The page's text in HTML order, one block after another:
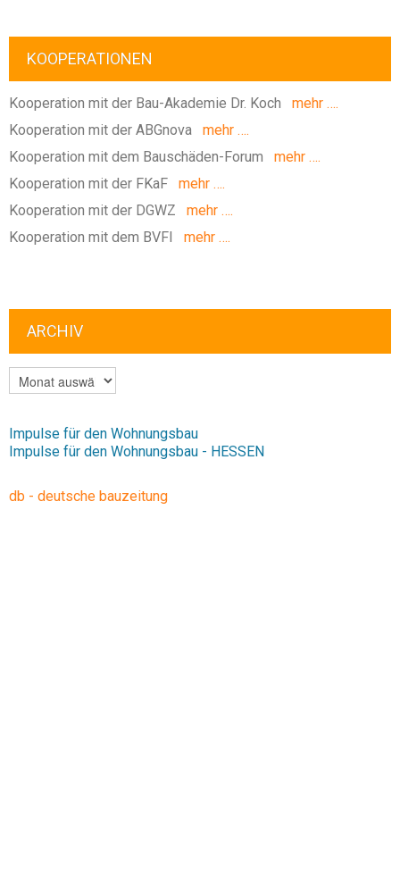
KOOPERATIONEN
Kooperation mit der Bau-Akademie Dr. Koch mehr ….
Kooperation mit der ABGnova mehr ….
Kooperation mit dem Bauschäden-Forum mehr ….
Kooperation mit der FKaF mehr ….
Kooperation mit der DGWZ mehr ….
Kooperation mit dem BVFI
mehr ….
ARCHIV
ARCHIV
Impulse für den Wohnungsbau
Impulse für den Wohnungsbau - HESSEN
db - deutsche bauzeitung